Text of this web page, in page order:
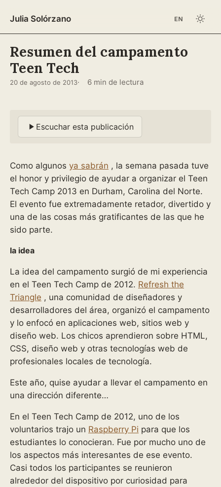
Julia Solórzano EN
Resumen del campamento
Teen Tech
20 de agosto de 2013 6 min de lectura
Escuchar esta publicación
Como algunos ya sabrán , la semana pasada tuve
el honor y privilegio de ayudar a organizar el Teen
Tech Camp 2013 en Durham, Carolina del Norte.
El evento fue extremadamente retador, divertido y
una de las cosas más gratificantes de las que he
sido parte.
la idea
La idea del campamento surgió de mi experiencia
en el Teen Tech Camp de 2012. Refresh the
Triangle , una comunidad de diseñadores y
desarrolladores del área, organizó el campamento
y lo enfocó en aplicaciones web, sitios web y
diseño web. Los chicos aprendieron sobre HTML,
CSS, diseño web y otras tecnologías web de
profesionales locales de tecnología.
Este año, quise ayudar a llevar el campamento en
una dirección diferente…
En el Teen Tech Camp de 2012, uno de los
voluntarios trajo un Raspberry Pi para que los
estudiantes lo conocieran. Fue por mucho uno de
los aspectos más interesantes de ese evento.
Casi todos los participantes se reunieron
alrededor del dispositivo por curiosidad para